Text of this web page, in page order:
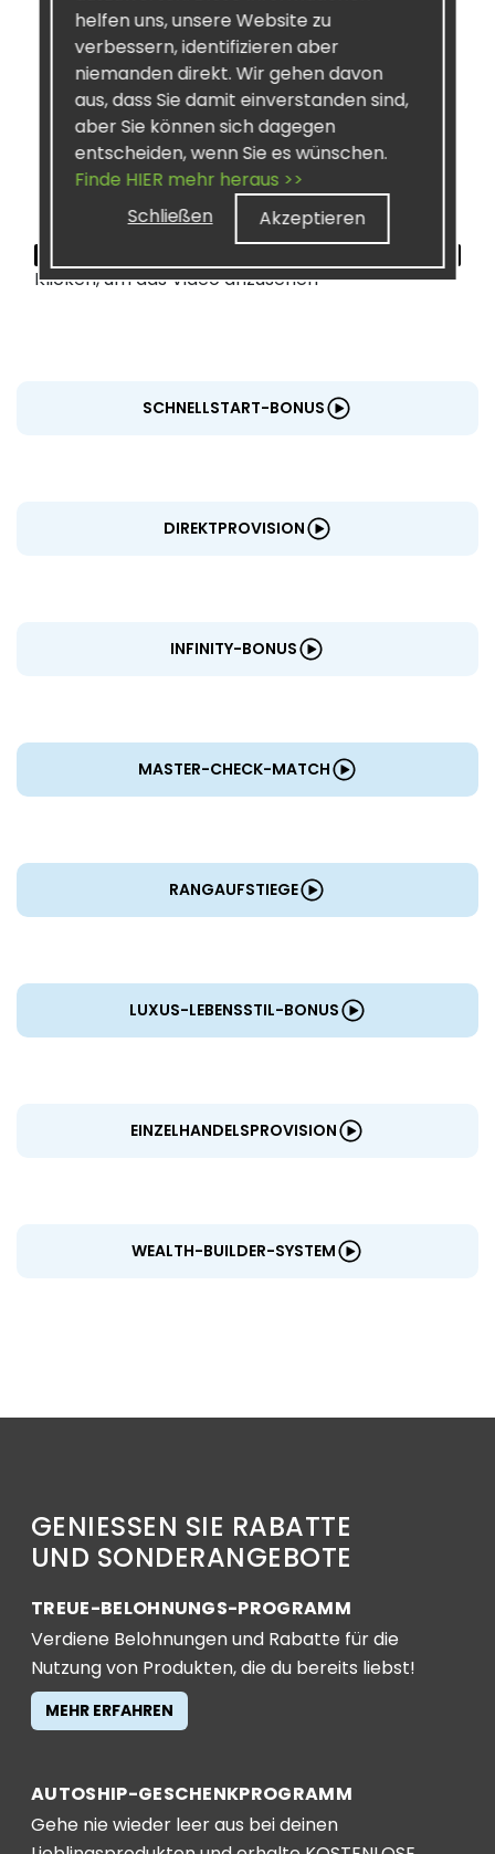
SISEL PROFIT-
CENTER
Klicken, um das Video anzusehen
SCHNELLSTART-BONUS
DIREKTPROVISION
INFINITY-BONUS
MASTER-CHECK-MATCH
RANGAUFSTIEGE
LUXUS-LEBENSSTIL-BONUS
EINZELHANDELSPROVISION
WEALTH-BUILDER-SYSTEM
GENIESSEN SIE RABATTE
UND SONDERANGEBOTE
TREUE-BELOHNUNGS-PROGRAMM
Verdiene Belohnungen und Rabatte für die
Nutzung von Produkten, die du bereits liebst!
MEHR ERFAHREN
AUTOSHIP-GESCHENKPROGRAMM
Gehe nie wieder leer aus bei deinen
helfen uns, unsere Website zu
verbessern, identifizieren aber
niemanden direkt. Wir gehen davon
aus, dass Sie damit einverstanden sind,
aber Sie können sich dagegen
entscheiden, wenn Sie es wünschen.
Finde HIER mehr heraus >>
Schließen
Akzeptieren